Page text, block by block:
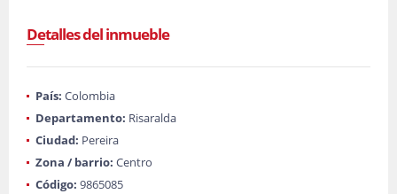
Detalles del inmueble
País: Colombia
Departamento: Risaralda
Ciudad: Pereira
Zona / barrio: Centro
Código: 9865085